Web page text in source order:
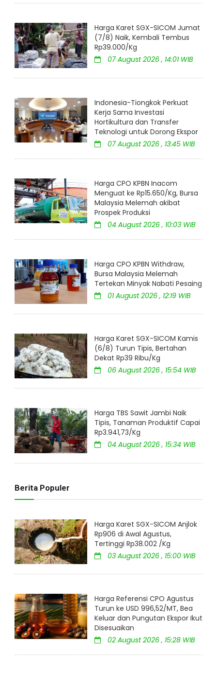
Harga Karet SGX-SICOM Jumat
(7/8) Naik, Kembali Tembus
Rp39.000/Kg
07 August 2026 , 14:01 WIB
Indonesia-Tiongkok Perkuat
Kerja Sama Investasi
Hortikultura dan Transfer
Teknologi untuk Dorong Ekspor
07 August 2026 , 13:45 WIB
Harga CPO KPBN Inacom
Menguat ke Rp15.650/Kg, Bursa
Malaysia Melemah akibat
Prospek Produksi
04 August 2026 , 10:03 WIB
Harga CPO KPBN Withdraw,
Bursa Malaysia Melemah
Tertekan Minyak Nabati Pesaing
01 August 2026 , 12:19 WIB
Harga Karet SGX-SICOM Kamis
(6/8) Turun Tipis, Bertahan
Dekat Rp39 Ribu/Kg
06 August 2026 , 15:54 WIB
Harga TBS Sawit Jambi Naik
Tipis, Tanaman Produktif Capai
Rp3.941,73/Kg
04 August 2026 , 15:34 WIB
Berita Populer
Harga Karet SGX-SICOM Anjlok
Rp906 di Awal Agustus,
Tertinggi Rp38.002 /Kg
03 August 2026 , 15:00 WIB
Harga Referensi CPO Agustus
Turun ke USD 996,52/MT, Bea
Keluar dan Pungutan Ekspor Ikut
Disesuaikan
02 August 2026 , 15:28 WIB